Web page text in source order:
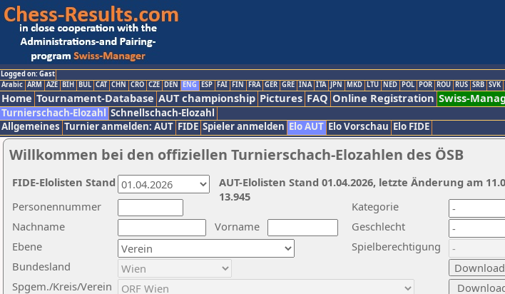
Logged on: Gast
Arabic ARM AZE BIH BUL CAT CHN CRO CZE DEN ENG ESP FAI FIN FRA GER GRE INA ITA JPN MKD LTU NED POL POR ROU RUS SRB SVK
Home Tournament-Database AUT championship Pictures FAQ Online Registration Swiss-
Turnierschach-Elozahl Schnellschach-Elozahl
Allgemeines Turnier anmelden: AUT FIDE Spieler anmelden Elo AUT Elo Vorschau Elo FIDE
Willkommen bei den offiziellen Turnierschach-Elozahlen des ÖSB
Nachname
Vorname
Ebene
Kategorie
Personennummer
Bundesland
Spgem./Kreis/Verein
Geschlecht
Spielberechtigung
AUT-Elolisten Stand 01.04.2026, letzte Änderung am
13.945
FIDE-Elolisten Stand